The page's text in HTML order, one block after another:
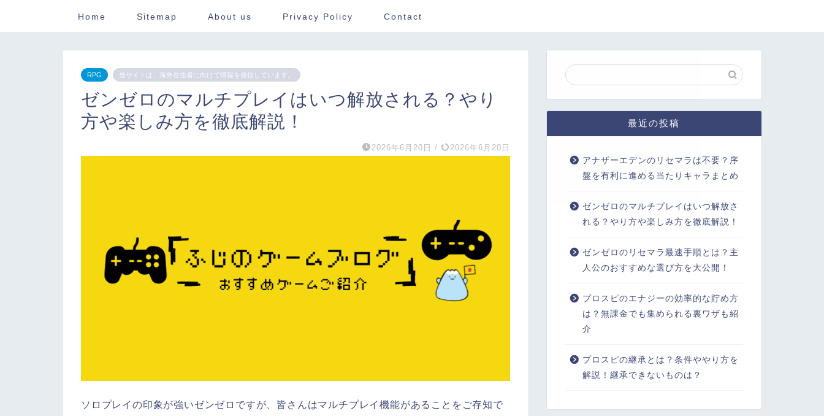
Home Sitemap About us Privacy Policy Contact
RPG 当サイトは、海外在住者に向けて情報を発信しています。
ゼンゼロのマルチプレイはいつ解放される？やり
方や楽しみ方を徹底解説！
2026年6月20日 / 2026年6月20日
ソロプレイの印象が強いゼンゼロですが、皆さんはマルチプレイ機能があることをご存知で
最近の投稿
アナザーエデンのリセマラは不要？序
盤を有利に進める当たりキャラまとめ
ゼンゼロのマルチプレイはいつ解放さ
れる？やり方や楽しみ方を徹底解説！
ゼンゼロのリセマラ最速手順とは？主
人公のおすすめな選び方を大公開！
プロスピのエナジーの効率的な貯め方
は？無課金でも集められる裏ワザも紹
介
プロスピの継承とは？条件ややり方を
解説！継承できないものは？